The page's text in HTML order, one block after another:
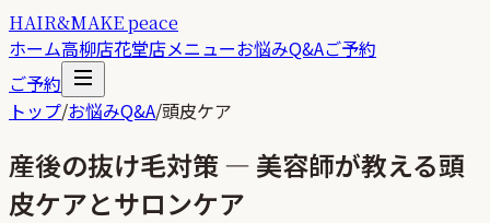
HAIR&MAKE peace
ホーム高柳店花堂店メニューお悩みQ&Aご予約
ご予約
トップ/お悩みQ&A/頭皮ケア
産後の抜け毛対策 — 美容師が教える頭
皮ケアとサロンケア